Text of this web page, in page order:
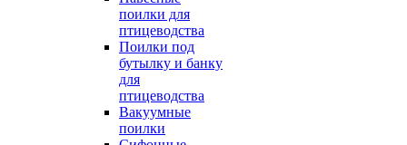
поилки для
птицеводства
Поилки под
бутылку и банку
для
птицеводства
Вакуумные
поилки